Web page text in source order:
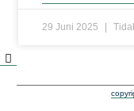
29 Juni 2025